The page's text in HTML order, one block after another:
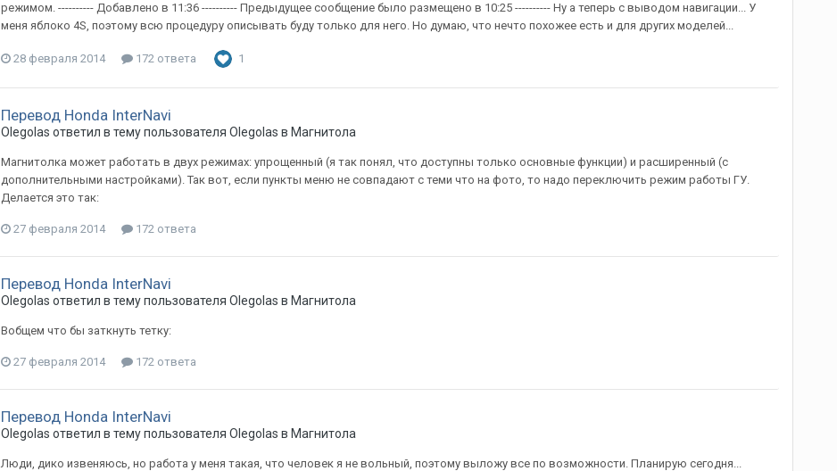
режимом. ---------- Добавлено в 11:36 ---------- Предыдущее сообщение было размещено в 10:25 ---------- Ну а теперь с выводом навигации... У
меня яблоко 4S, поэтому всю процедуру описывать буду только для него. Но думаю, что нечто похожее есть и для других моделей...
28 февраля 2014 172 ответа 1
Перевод Honda InterNavi
Olegolas ответил в тему пользователя Olegolas в Магнитола
Магнитолка может работать в двух режимах: упрощенный (я так понял, что доступны только основные функции) и расширенный (с
дополнительными настройками). Так вот, если пункты меню не совпадают с теми что на фото, то надо переключить режим работы ГУ.
Делается это так:
27 февраля 2014 172 ответа
Перевод Honda InterNavi
Olegolas ответил в тему пользователя Olegolas в Магнитола
Вобщем что бы заткнуть тетку:
27 февраля 2014 172 ответа
Перевод Honda InterNavi
Olegolas ответил в тему пользователя Olegolas в Магнитола
Люди, дико извеняюсь, но работа у меня такая, что человек я не вольный, поэтому выложу все по возможности. Планирую сегодня...